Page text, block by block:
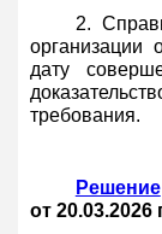
2.
организации
дату
требования.
Решение
от